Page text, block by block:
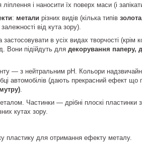
і наносити їх поверх маси (і
: метали різних видів (кілька типів
від кута зору).
в усіх видах творчості (крім
Вони підійдуть для декорування паперу,
― з нейтральним рН. Кольори
автомобілів (дають прекрасний ефект
Частинки ― дрібні плоскі
кутах зору.
пластику для отримання ефекту металу.